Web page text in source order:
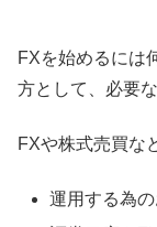
FXを始めるには
方として、必要
FXや株式売買な
運用する為